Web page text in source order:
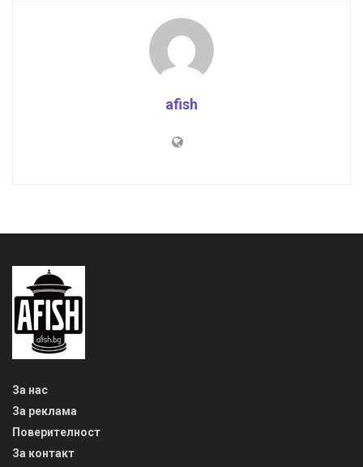
afish
За нас
За реклама
Поверителност
За контакт